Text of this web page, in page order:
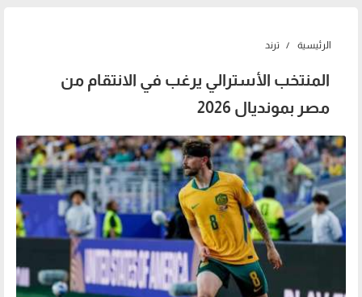
الرئيسية ترند
المنتخب الأسترالي يرغب في الانتقام من
مصر بمونديال 2026